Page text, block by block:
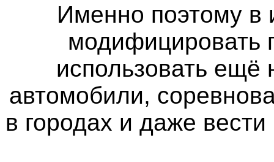
Именно поэтому в
модифицировать
использовать
автомобили,
в городах и даже